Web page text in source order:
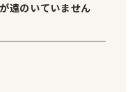
遠のいていません